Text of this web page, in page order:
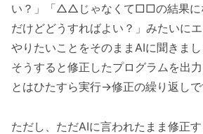
い？」「△△じゃなくて□□の結果に
だけどどうすればよい？」みたいに
やりたいことをそのままAIに聞きまし
そうすると修正したプログラムを出
とはひたすら実行→修正の繰り返しで
ただし、ただAIに言われたまま修正